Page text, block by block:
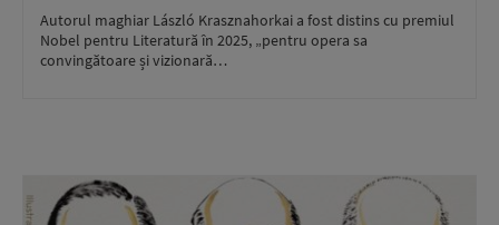
Autorul maghiar László Krasznahorkai a fost distins cu premiul
Nobel pentru Literatură în 2025, „pentru opera sa
convingătoare și vizionară…